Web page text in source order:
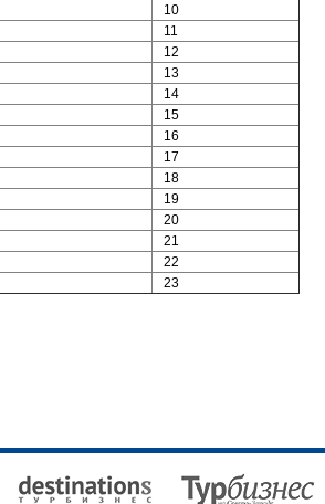
10
11
12
13
14
15
16
17
18
19
20
21
22
23